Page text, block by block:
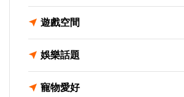
遊戲空間
娛樂話題
寵物愛好